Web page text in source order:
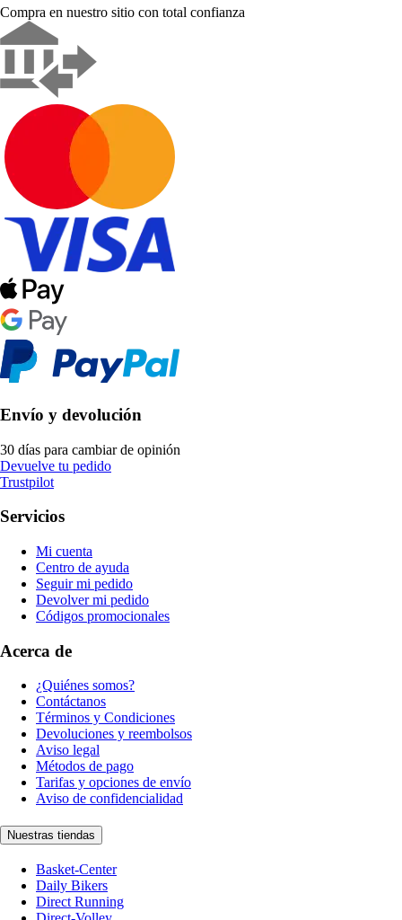
Compra en nuestro sitio con total confianza
Envío y devolución
30 días para cambiar de opinión
Devuelve tu pedido
Trustpilot
Servicios
Mi cuenta
Centro de ayuda
Seguir mi pedido
Devolver mi pedido
Códigos promocionales
Acerca de
¿Quiénes somos?
Contáctanos
Términos y Condiciones
Devoluciones y reembolsos
Aviso legal
Métodos de pago
Tarifas y opciones de envío
Aviso de confidencialidad
Nuestras tiendas
Basket-Center
Daily Bikers
Direct Running